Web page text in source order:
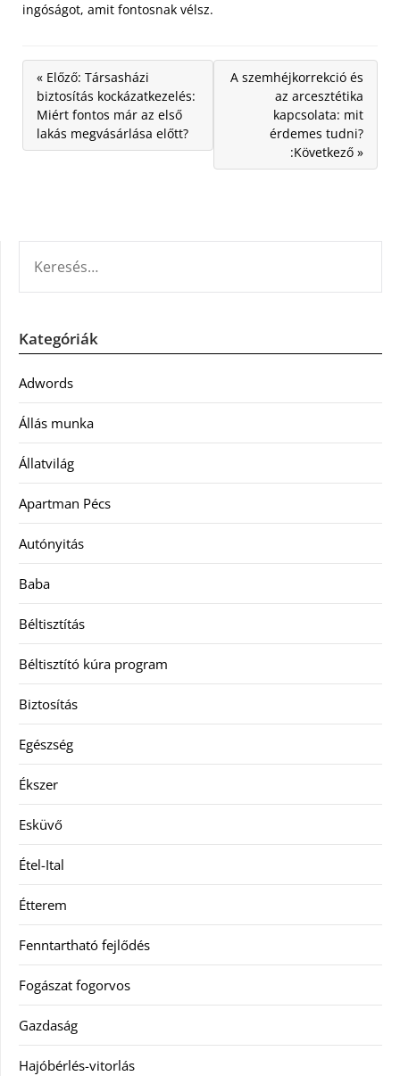
ingóságot, amit fontosnak vélsz.
« Előző: Társasházi
biztosítás kockázatkezelés:
Miért fontos már az első
lakás megvásárlása előtt?
A szemhéjkorrekció és
az arcesztétika
kapcsolata: mit
érdemes tudni?
:Következő »
Kategóriák
Adwords
Állás munka
Állatvilág
Apartman Pécs
Autónyitás
Baba
Béltisztítás
Béltisztító kúra program
Biztosítás
Egészség
Ékszer
Esküvő
Étel-Ital
Étterem
Fenntartható fejlődés
Fogászat fogorvos
Gazdaság
Hajóbérlés-vitorlás